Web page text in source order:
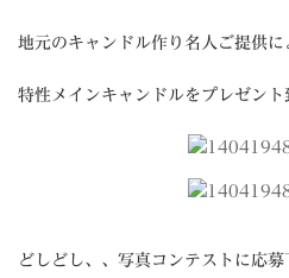
地元のキャンドル作り名人ご提供に
特性メインキャンドルをプレゼント
どしどし、、写真コンテストに応募